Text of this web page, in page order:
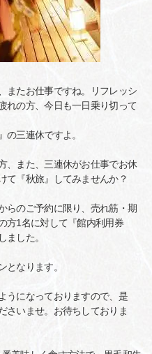
またお仕事ですね。リフレッシ
れの方、今日も一日乗り切って
の三連休ですよ。
、また、三連休がお仕事でお休
て『秋旅』してみませんか？
らのご予約に限り、売れ筋・期
方1名に対して『館内利用券
ました。
となります。
うになっておりますので、是
さいませ。お待ちしておりま